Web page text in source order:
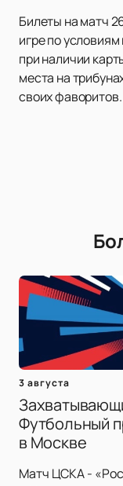
Билеты на матч
игре по
при наличии
места на
своих фаворитов.
3 августа
Футбольный
в Москве
Матч ЦСКА -